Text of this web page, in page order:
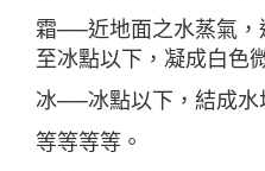
霜──近地面之水蒸氣，
至冰點以下，凝成白色
冰──冰點以下，結成水
等等等等。